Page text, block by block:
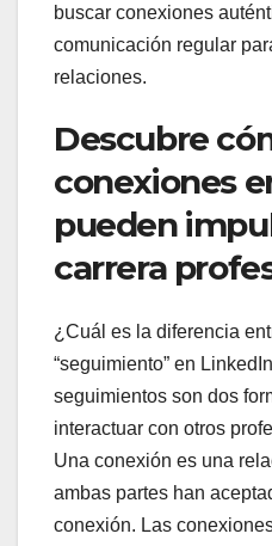
buscar conexiones
comunicación regular
relaciones.
Descubre
conexiones
pueden
carrera
¿Cuál es la diferencia
“seguimiento” en
seguimientos son dos
interactuar con otros
Una conexión es una
ambas partes han
conexión. Las